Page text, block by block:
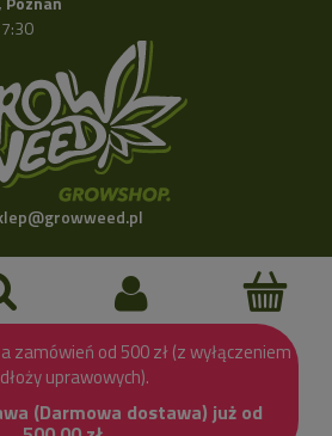
zamówień od 500 zł (z wyłączeniem
uprawowych).
(Darmowa dostawa) już od